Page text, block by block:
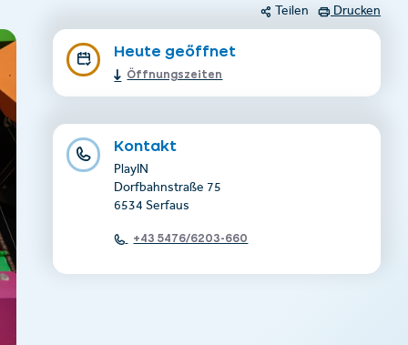
Teilen Drucken
Heute geöffnet
Öffnungszeiten
Kontakt
PlayIN
Dorfbahnstraße 75
6534 Serfaus
+43 5476/6203-660